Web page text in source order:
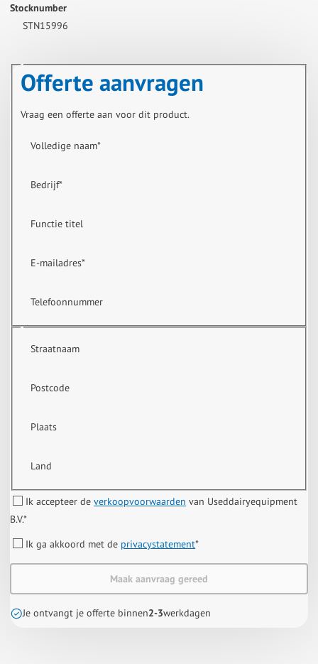
Stocknumber
STN15996
Offerte aanvragen
Vraag een offerte aan voor dit product.
Volledige naam*
Bedrijf*
Functie titel
E-mailadres*
Telefoonnummer
Straatnaam
Postcode
Plaats
Land
Ik accepteer deverkoopvoorwaarden van Useddairyequipment
B.V.*
Ik ga akkoord met de privacystatement*
Maak aanvraag gereed
Je ontvangt je offerte binnen2-3werkdagen